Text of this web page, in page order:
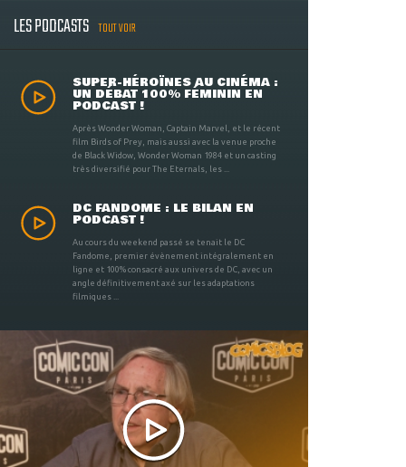
LES PODCASTS TOUT VOIR
SUPER-HÉROÏNES AU CINÉMA :
UN DÉBAT 100% FÉMININ EN
PODCAST !
Après Wonder Woman, Captain Marvel, et le récent
film Birds of Prey, mais aussi avec la venue proche
de Black Widow, Wonder Woman 1984 et un casting
très diversifié pour The Eternals, les ...
DC FANDOME : LE BILAN EN
PODCAST !
Au cours du weekend passé se tenait le DC
Fandome, premier évènement intégralement en
ligne et 100% consacré aux univers de DC, avec un
angle définitivement axé sur les adaptations
filmiques ...